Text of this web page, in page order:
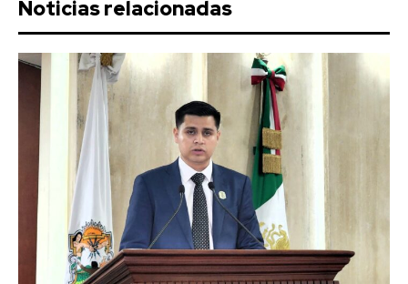
Noticias relacionadas